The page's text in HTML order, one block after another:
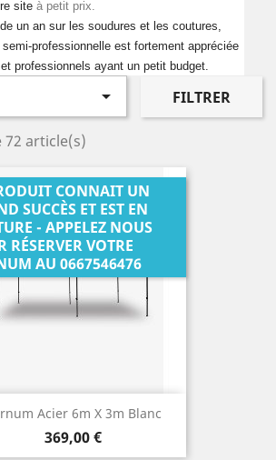
site à petit prix.
un an sur les soudures et les coutures,
professionnelle est fortement appréciée
professionnels ayant un petit budget.
 FILTRER
72 article(s)
Acier 6m X 3m Blanc
Prix
369,00 €
CONNAIT UN
SUCCÈS ET EST EN
- APPELEZ NOUS
RÉSERVER VOTRE
AU 0667546476